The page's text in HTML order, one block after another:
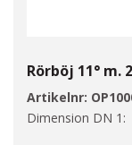
Rörböj 11° m.
Artikelnr:
Dimension DN 1: